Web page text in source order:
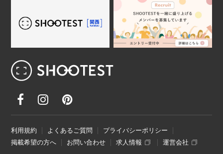
利用規約 よくあるご質問
プライバシーポリシー
掲載希望の方へ
お問い合わせ 求人情報 運営会社